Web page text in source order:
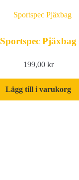
Sportspec Pjäxbag
199,00 kr
Lägg till i varukorg